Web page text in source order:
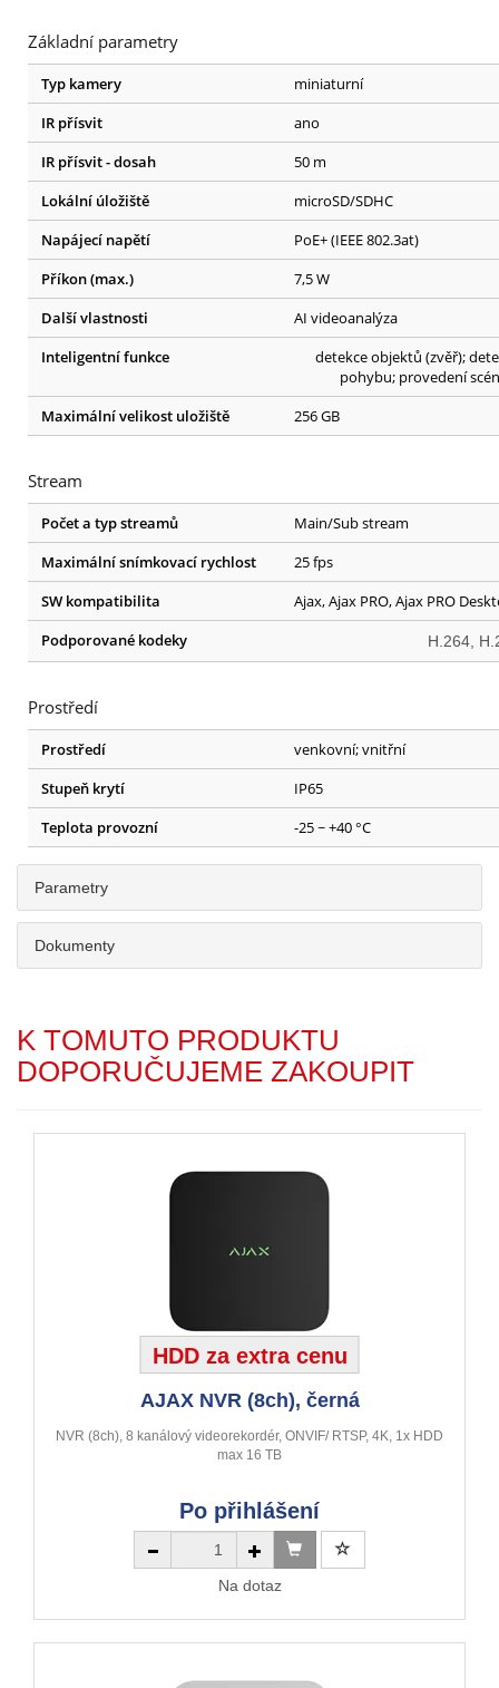
Základní parametry
Typ kamery
miniaturní
IR přísvit
ano
IR přísvit - dosah
50 m
Lokální úložiště
microSD/SDHC
Napájecí napětí
PoE+ (IEEE 802.3at)
Příkon (max.)
7,5 W
Další vlastnosti
AI videoanalýza
Inteligentní funkce
detekce objektů (zvěř);
pohybu; provedení
Maximální velikost uložiště
256 GB
Stream
Počet a typ streamů
Main/Sub stream
Maximální snímkovací rychlost
25 fps
SW kompatibilita
Ajax, Ajax PRO, Ajax PRO
Podporované kodeky
H.264,
Prostředí
Prostředí
venkovní; vnitřní
Stupeň krytí
IP65
Teplota provozní
-25 ~ +40 °C
Parametry
Dokumenty
K TOMUTO PRODUKTU
DOPORUČUJEME ZAKOUPIT
HDD za extra cenu
AJAX NVR (8ch), černá
NVR (8ch), 8 kanálový videorekordér, ONVIF/ RTSP, 4K, 1x HDD
max 16 TB
Po přihlášení
Na dotaz